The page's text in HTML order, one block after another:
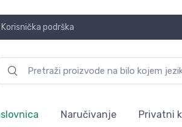
Korisnička podrška
Naručivanje Privatni